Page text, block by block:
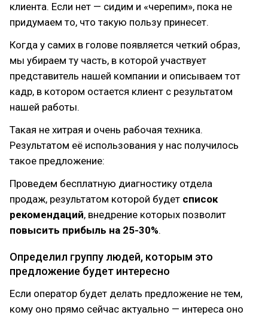
клиента. Если нет — сидим и «черепим», пока не
придумаем то, что такую пользу принесет.
Когда у самих в голове появляется четкий образ,
мы убираем ту часть, в которой участвует
представитель нашей компании и описываем тот
кадр, в котором остается клиент с результатом
нашей работы.
Такая не хитрая и очень рабочая техника.
Результатом её использования у нас получилось
такое предложение:
Проведем бесплатную диагностику отдела
продаж, результатом которой будет список
рекомендаций, внедрение которых позволит
повысить прибыль на 25-30%.
Определил группу людей, которым это
предложение будет интересно
Если оператор будет делать предложение не тем,
кому оно прямо сейчас актуально — интереса оно